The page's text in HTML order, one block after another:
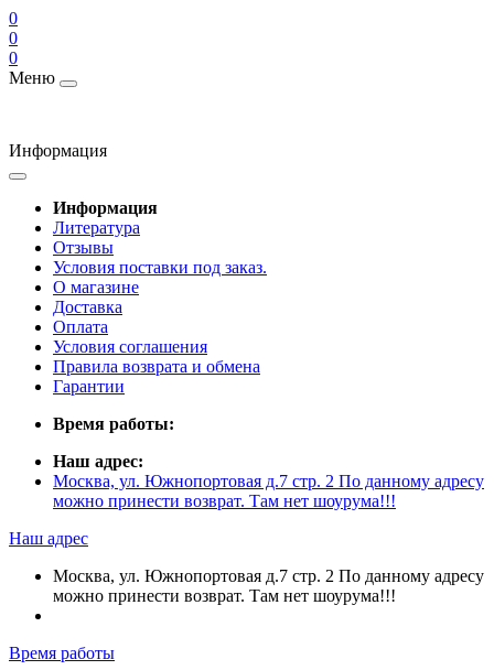
0
0
0
Меню
Информация
Информация
Литература
Отзывы
Условия поставки под заказ.
О магазине
Доставка
Оплата
Условия соглашения
Правила возврата и обмена
Гарантии
Время работы:
Наш адрес:
Москва, ул. Южнопортовая д.7 стр. 2 По данному адресу
можно принести возврат. Там нет шоурума!!!
Наш адрес
Москва, ул. Южнопортовая д.7 стр. 2 По данному адресу
можно принести возврат. Там нет шоурума!!!
Время работы